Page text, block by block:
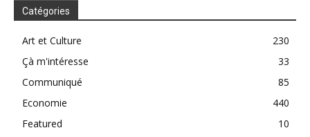
Catégories
Art et Culture
230
Çà m'intéresse
33
Communiqué
85
Economie
440
Featured
10